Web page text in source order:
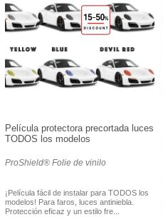
Película protectora precortada luces
TODOS los modelos
ProShield® Folie de vinilo
¡Película fácil de instalar para TODOS los
modelos! Para faros, luces antiniebla.
Protección eficaz y un estilo fre...